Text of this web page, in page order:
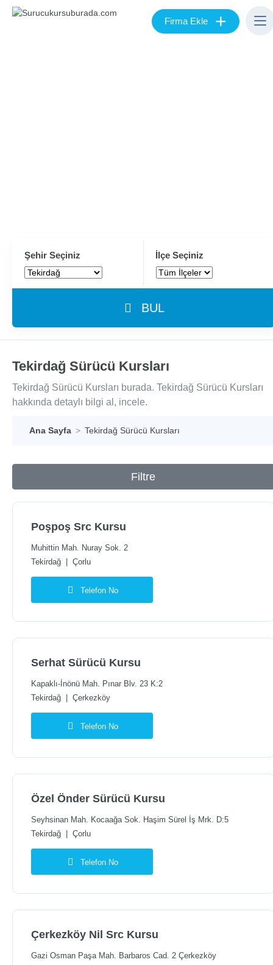
Firma Ekle +
Şehir Seçiniz İlçe Seçiniz
BUL
Tekirdağ Sürücü Kursları
Tekirdağ Sürücü Kursları burada. Tekirdağ Sürücü Kursları
hakkında detaylı bilgi al, incele.
Ana Sayfa Tekirdağ Sürücü Kursları
Filtre
Poşpoş Src Kursu
Muhittin Mah. Nuray Sok. 2
Tekirdağ
Çorlu
Telefon No
Serhat Sürücü Kursu
Kapaklı-İnönü Mah. Pınar Blv. 23 K:2
Tekirdağ
Çerkezköy
Telefon No
Özel Önder Sürücü Kursu
Seyhsinan Mah. Kocaağa Sok. Haşim Sürel İş Mrk. D:5
Tekirdağ
Çorlu
Telefon No
Çerkezköy Nil Src Kursu
Gazi Osman Paşa Mah. Barbaros Cad. 2 Çerkezköy